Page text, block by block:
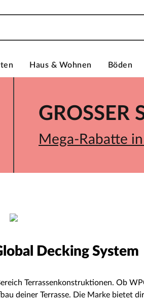
Haus & Wohnen Böden
GROSSER
Mega-Rabatte
Decking System
Terrassenkonstruktionen. Ob
deiner Terrasse. Die Marke bietet